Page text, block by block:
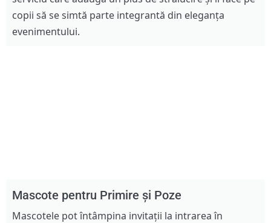
copii să se simtă parte integrantă din eleganța
evenimentului.
Mascote pentru Primire și Poze
Mascotele pot întâmpina invitații la intrarea în